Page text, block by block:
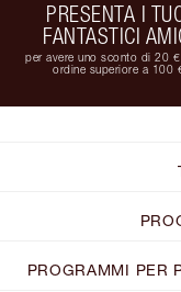
PRESENTA I
FANTASTICI
per avere uno sconto di 20
ordine superiore a 100
PROGRAMMI PER